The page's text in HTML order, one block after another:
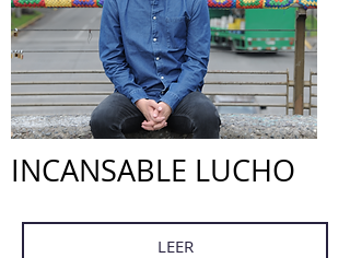
INCANSABLE LUCHO
LEER